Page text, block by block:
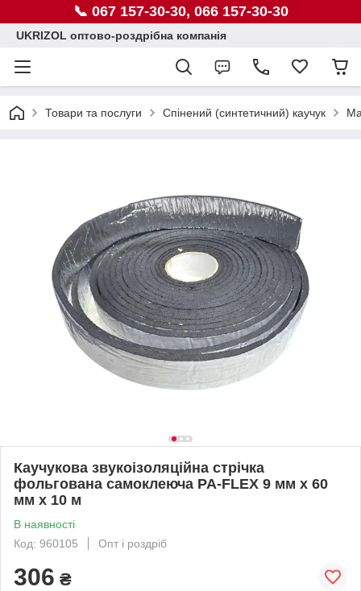
📞 067 157-30-30, 066 157-30-30
UKRIZOL оптово-роздрібна компанія
Товари та послуги Спінений (синтетичний) каучук
Каучукова звукоізоляційна стрічка
фольгована самоклеюча PA-FLEX 9 мм х 60
мм х 10 м
В наявності
Код: 960105
Опт і роздріб
306 ₴